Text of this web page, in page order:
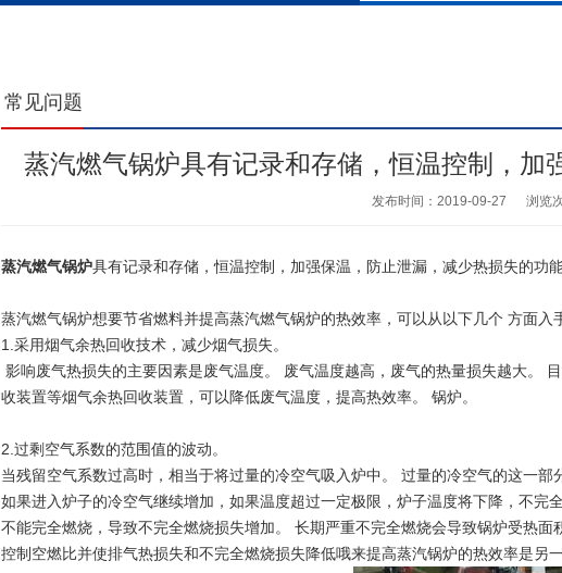
常见问题
蒸汽燃气锅炉​具有记录和存储，恒温控制，加
发布时间：2019-09-27 浏览
蒸汽燃气锅炉具有记录和存储，恒温控制，加强保温，防止泄漏，减少热损失的功能
蒸汽燃气锅炉想要节省燃料并提高蒸汽燃气锅炉的热效率，可以从以下几个 方面入
1.采用烟气余热回收技术，减少烟气损失。
影响废气热损失的主要因素是废气温度。 废气温度越高，废气的热量损失越大。
收装置等烟气余热回收装置，可以降低废气温度，提高热效率。 锅炉。
2.过剩空气系数的范围值的波动。
当残留空气系数过高时，相当于将过量的冷空气吸入炉中。 过量的冷空气的这一
如果进入炉子的冷空气继续增加，如果温度超过一定极限，炉子温度将下降，不
不能完全燃烧，导致不完全燃烧损失增加。 长期严重不完全燃烧会导致锅炉受热
控制空燃比并使排气热损失和不完全燃烧损失降低哦来提高蒸汽锅炉的热效率是另一